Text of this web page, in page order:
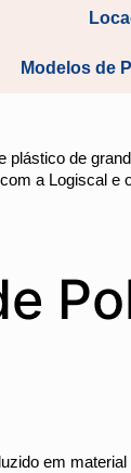
Modelos de
plástico de
a Logiscal e
em